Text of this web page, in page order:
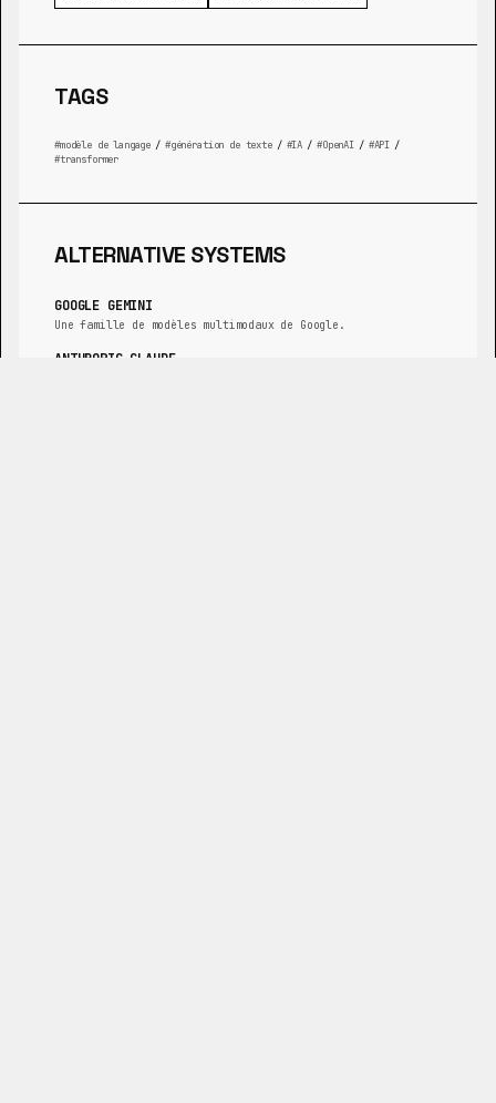
TAGS
modèle de langage / génération de texte / IA / OpenAI / API /
transformer
ALTERNATIVE SYSTEMS
GOOGLE GEMINI
Une famille de modèles multimodaux de Google.
ANTHROPIC CLAUDE